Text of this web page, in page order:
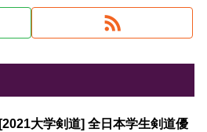
[2021大学剣道] 全日本学生剣道優